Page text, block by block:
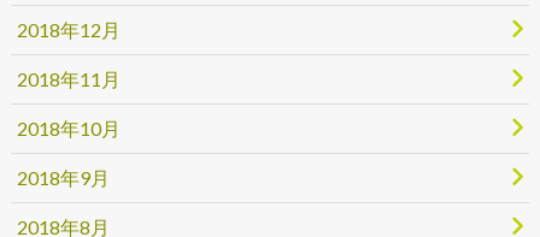
2018年12月
2018年11月
2018年10月
2018年9月
2018年8月